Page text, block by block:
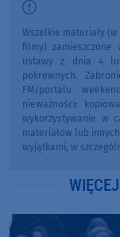
Wszelkie materiały
filmy)
ustawy z dnia 4
pokrewnych.
FM/portalu
nieważności:
wykorzystywanie w
materiałów lub
wyjątkami, w